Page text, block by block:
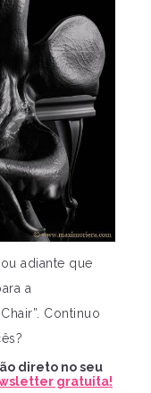
adiante que
a
Continuo
direto no seu
gratuita!